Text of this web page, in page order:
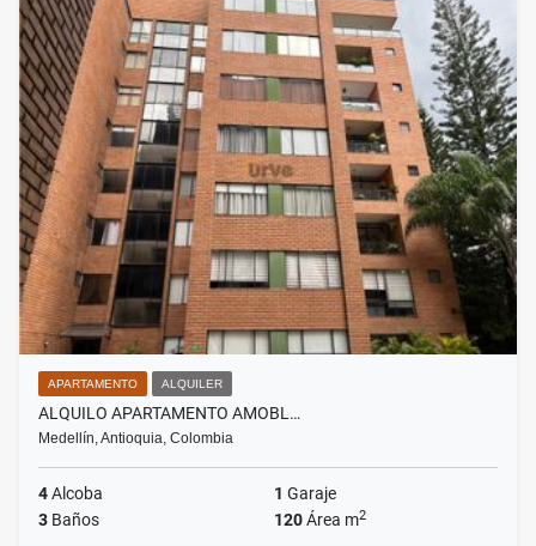
APARTAMENTO ALQUILER
ALQUILO APARTAMENTO AMOBL…
Medellín, Antioquia, Colombia
4Alcoba 1 Garaje
3 Baños 120Área m2